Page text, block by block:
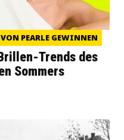
PEARLE GEWINNEN
Trends des
Sommers